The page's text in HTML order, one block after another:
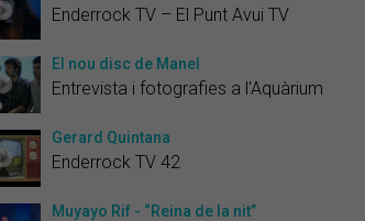
Enderrock TV – El Punt Avui TV
El nou disc de Manel
Entrevista i fotografies a l'Aquàrium
Gerard Quintana
Enderrock TV 42
Muyayo Rif - “Reina de la nit”